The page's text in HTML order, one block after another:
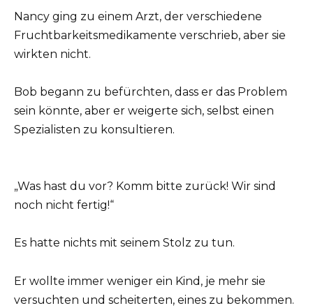
Nancy ging zu einem Arzt, der verschiedene
Fruchtbarkeitsmedikamente verschrieb, aber sie
wirkten nicht.
Bob begann zu befürchten, dass er das Problem
sein könnte, aber er weigerte sich, selbst einen
Spezialisten zu konsultieren.
„Was hast du vor? Komm bitte zurück! Wir sind
noch nicht fertig!“
Es hatte nichts mit seinem Stolz zu tun.
Er wollte immer weniger ein Kind, je mehr sie
versuchten und scheiterten, eines zu bekommen.